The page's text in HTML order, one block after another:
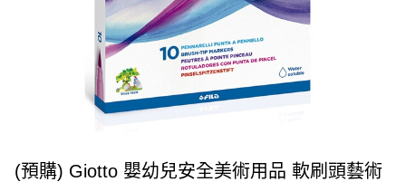
(預購) Giotto 嬰幼兒安全美術用品 軟刷頭藝術